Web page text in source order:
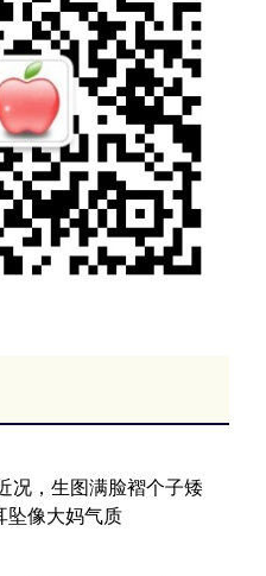
口的超大城市，如何探